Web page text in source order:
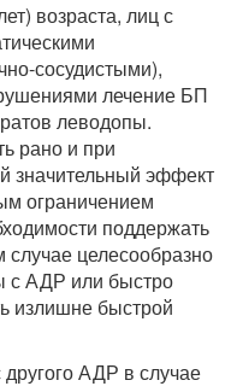
возраста, лиц с
сосудистыми),
лечение БП
леводопы.
рано и при
значительный эффект
ограничением
поддержать
случае целесообразно
с АДР или быстро
излишне быстрой
АДР в случае